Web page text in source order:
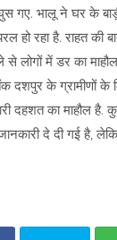
भालू ने घर के बाड़ी
हो रहा है. राहत
लोगों में डर का
दशपुर के ग्रामीणों के
दहशत का माहौल है.
दे दी गई है,